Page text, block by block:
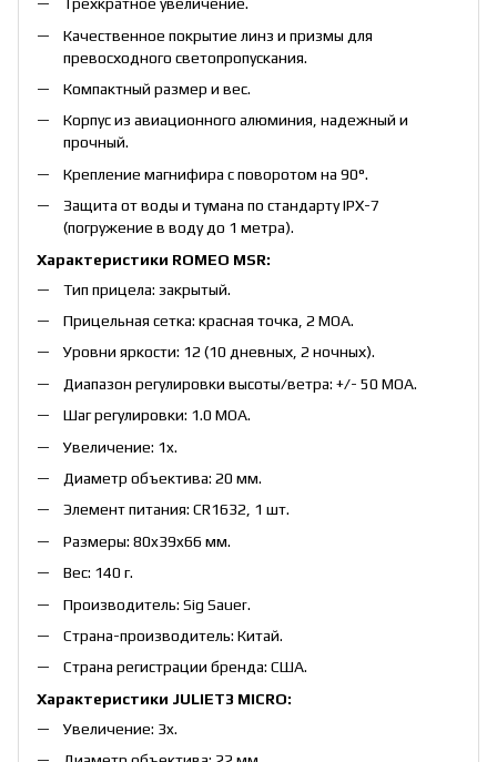
Трехкратное увеличение.
Качественное покрытие линз и призмы для
превосходного светопропускания.
Компактный размер и вес.
Корпус из авиационного алюминия, надежный и
прочный.
Крепление магнифира с поворотом на 90°.
Защита от воды и тумана по стандарту IPX-7
(погружение в воду до 1 метра).
Характеристики ROMEO MSR:
Тип прицела: закрытый.
Прицельная сетка: красная точка, 2 МОА.
Уровни яркости: 12 (10 дневных, 2 ночных).
Диапазон регулировки высоты/ветра: +/- 50 МОА.
Шаг регулировки: 1.0 МОА.
Увеличение: 1x.
Диаметр объектива: 20 мм.
Элемент питания: CR1632, 1 шт.
Размеры: 80x39x66 мм.
Вес: 140 г.
Производитель: Sig Sauer.
Страна-производитель: Китай.
Страна регистрации бренда: США.
Характеристики JULIET3 MICRO:
Увеличение: 3x.